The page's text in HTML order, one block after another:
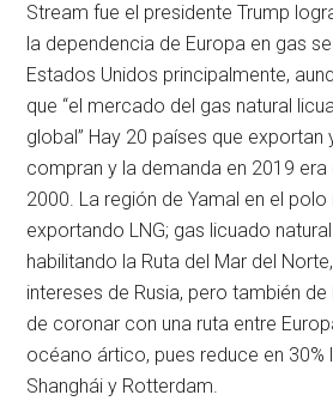
Stream fue el presidente Trump
la dependencia de Europa en gas
Estados Unidos principalmente,
que “el mercado del gas natural
global” Hay 20 países que exportan
compran y la demanda en 2019
2000. La región de Yamal en el
exportando LNG; gas licuado
habilitando la Ruta del Mar del
intereses de Rusia, pero también
de coronar con una ruta entre
océano ártico, pues reduce en 30%
Shanghái y Rotterdam.